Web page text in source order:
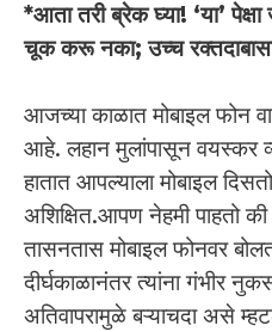
*आता तरी ब्रेक घ्या! ‘या’
चूक करू नका; उच्च
आजच्या काळात मोबाइल फोन
आहे. लहान मुलांपासून वयस्कर
हातात आपल्याला मोबाइल
अशिक्षित.आपण नेहमी पाहतो
तासनतास मोबाइल फोनवर
दीर्घकाळानंतर त्यांना गंभीर
अतिवापरामुळे बऱ्याचदा असे